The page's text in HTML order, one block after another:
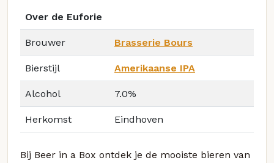
Over de Euforie
Brouwer Brasserie Bours
Bierstijl Amerikaanse IPA
Alcohol 7.0%
Herkomst Eindhoven
Bij Beer in a Box ontdek je de mooiste bieren van